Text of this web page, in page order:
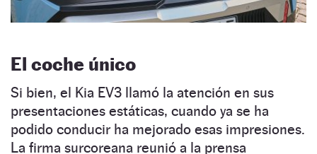
El coche único
Si bien, el Kia EV3 llamó la atención en sus
presentaciones estáticas, cuando ya se ha
podido conducir ha mejorado esas impresiones.
La firma surcoreana reunió a la prensa